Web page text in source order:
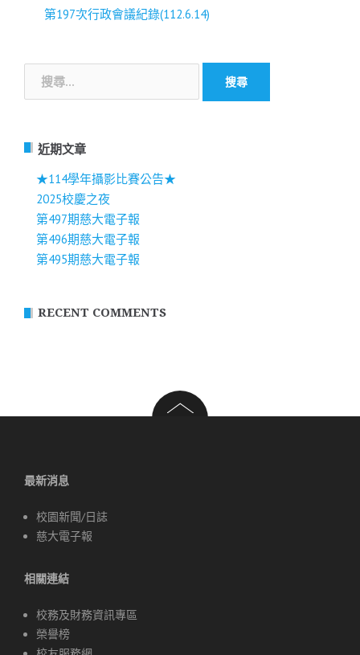
第197次行政會議紀錄(112.6.14)
關
字:
近期文章
★114學年攝影比賽公告★
2025校慶之夜
第497期慈大電子報
第496期慈大電子報
第495期慈大電子報
RECENT COMMENTS
最新消息
校園新聞/日誌
慈大電子報
相關連結
校務及財務資訊專區
榮譽榜